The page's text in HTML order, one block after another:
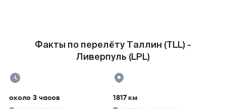
Факты по перелёту Таллин (TLL) -
Ливерпуль (LPL)
около 3 часов 1817 км